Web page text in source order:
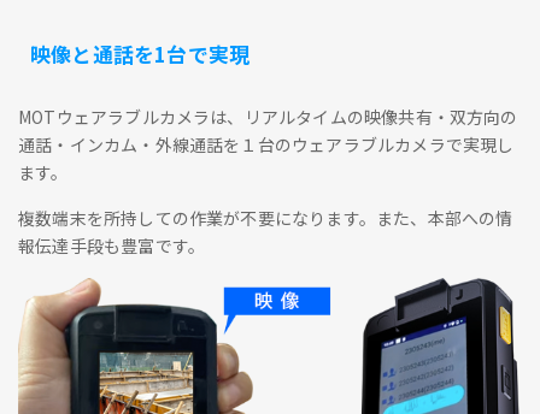
映像と通話を1台で実現
MOTウェアラブルカメラは、リアルタイムの映像共有・双方向の
通話・インカム・外線通話を１台のウェアラブルカメラで実現し
ます。
複数端末を所持しての作業が不要になります。また、本部への情
報伝達手段も豊富です。